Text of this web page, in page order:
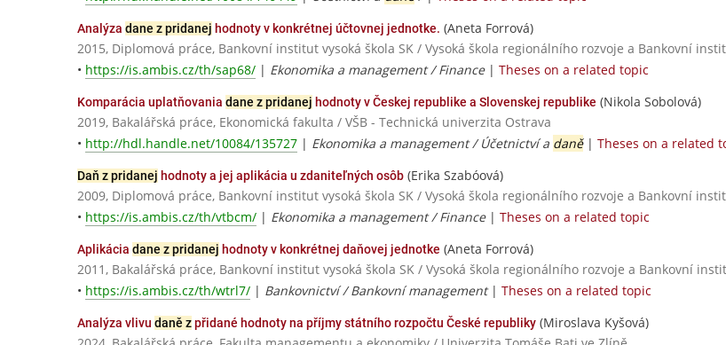
Analýza dane z pridanej hodnoty v konkrétnej účtovnej jednotke. (Aneta Forrová)
2015, Diplomová práce, Bankovní institut vysoká škola SK / Vysoká škola regionálního rozvoje a Bankovní
• https://is.ambis.cz/th/sap68/ | Ekonomika a management / Finance| Theses on a related topic
Komparácia uplatňovania dane z pridanej hodnoty v Českej republike a Slovenskej republike (Nikola Sobolová)
2019, Bakalářská práce, Ekonomická fakulta / VŠB - Technická univerzita Ostrava
• http://hdl.handle.net/10084/135727 | Ekonomika a management / Účetnictví a daně| Theses on a related
Daň z pridanej hodnoty a jej aplikácia u zdaniteľných osôb (Erika Szabóová)
2009, Diplomová práce, Bankovní institut vysoká škola SK / Vysoká škola regionálního rozvoje a Bankovní
• https://is.ambis.cz/th/vtbcm/ | Ekonomika a management / Finance| Theses on a related topic
Aplikácia dane z pridanej hodnoty v konkrétnej daňovej jednotke (Aneta Forrová)
2011, Bakalářská práce, Bankovní institut vysoká škola SK / Vysoká škola regionálního rozvoje a Bankovní
• https://is.ambis.cz/th/wtrl7/ | Bankovnictví / Bankovní management| Theses on a related topic
Analýza vlivu daně zpřidané hodnoty na příjmy státního rozpočtu České republiky (Miroslava Kyšová)